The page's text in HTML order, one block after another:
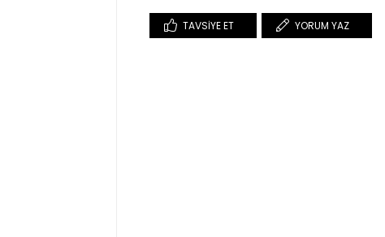
TAVSIYE ET YORUM YAZ